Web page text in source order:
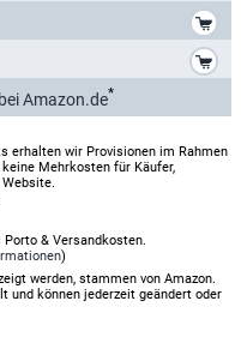
Amazon.de*
erhalten wir Provisionen im Rahmen
Mehrkosten für Käufer,
Porto & Versandkosten.
)
werden, stammen von Amazon.
und können jederzeit geändert oder